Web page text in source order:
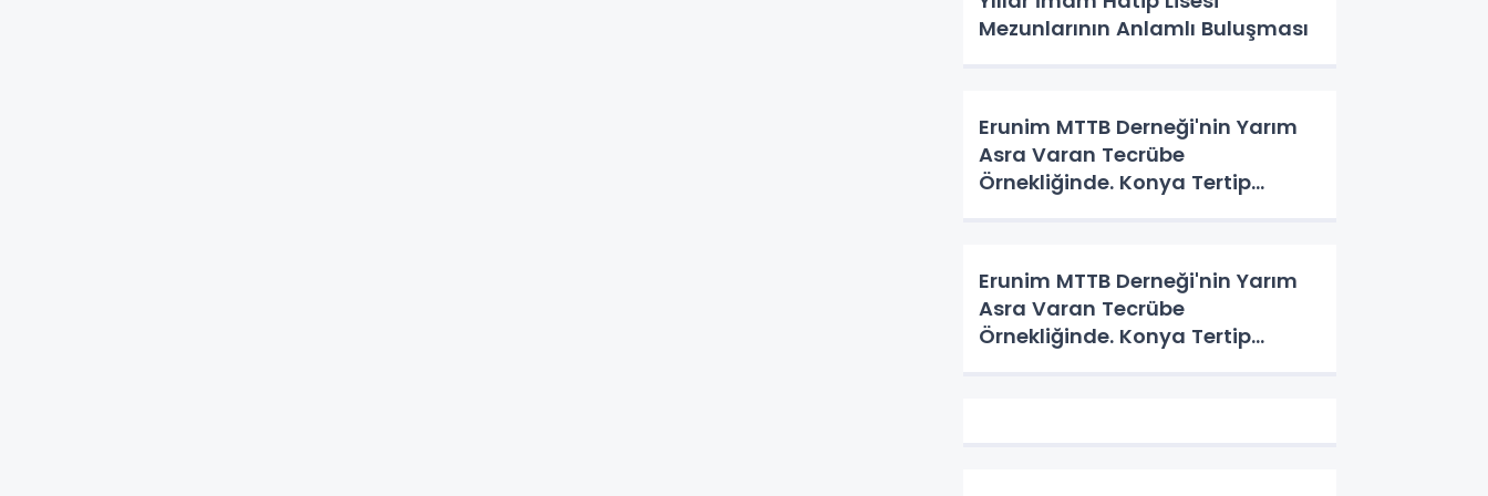
Mezunlarının Anlamlı Buluşması
Erunim MTTB Derneği'nin Yarım
Asra Varan Tecrübe
Örnekliğinde. Konya Tertip
Erunim MTTB Derneği'nin Yarım
Asra Varan Tecrübe
Örnekliğinde. Konya Tertip